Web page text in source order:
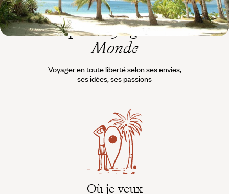
L’espritVoyageurs du
Monde
Voyager en toute liberté selon ses envies,
ses idées, ses passions
Où je veux